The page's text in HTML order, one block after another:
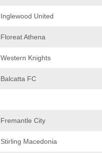
Inglewood United
Floreat Athena
Western Knights
Balcatta FC
Fremantle City
Stirling Macedonia